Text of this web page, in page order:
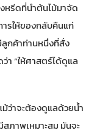
รีดที่นำต้นไม้มาจัด
รให้ของกลับคืนแก่
กค้าท่านหนึ่งที่สั่ง
า “ให้ศาสตร์ได้ดูแล
ว่าจะต้องดูแลด้วยน้ำ
ภาพเหมาะสม มันจะ